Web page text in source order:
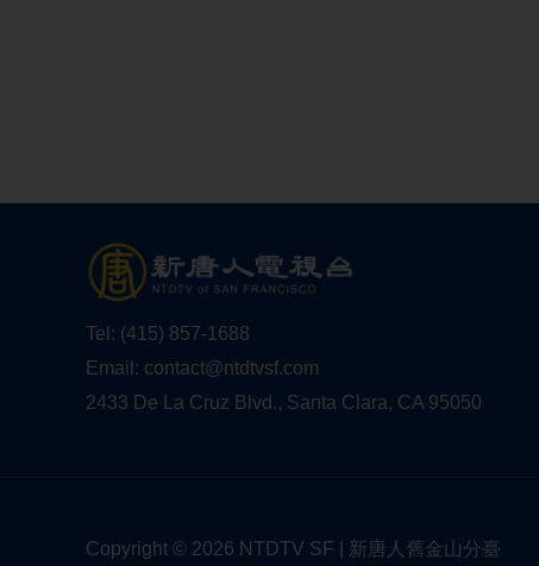
Tel: (415) 857-1688
Email: contact@ntdtvsf.com
2433 De La Cruz Blvd., Santa Clara, CA 95050
Copyright © 2026 NTDTV SF | 新唐人舊金山分臺